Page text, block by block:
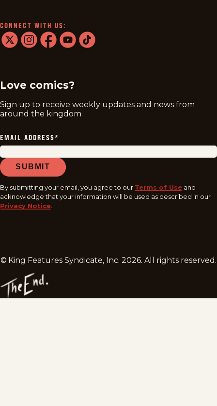
CONNECT WITH US:
Love comics?
Sign up to receive weekly updates and news from
around the kingdom.
EMAIL ADDRESS*
SUBMIT
By submitting your email, you agree to our Terms of Use and
acknowledge that your information will be used as described in our
Privacy Notice
© King Features Syndicate, Inc.2026. All rights reserved.